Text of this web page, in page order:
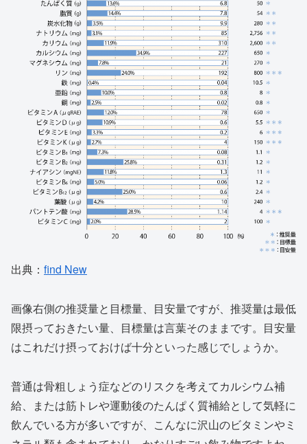
出典： find New
画像右側の推奨量と目標量、目安量ですが、推奨量は最低
限摂っておきたい量、目標量は言葉そのままです。目安量
はこれだけ摂っておけば十分といった感じでしょうか。
普通は骨粗しょう症などのリスクを考えてカルシウム補
給、または筋トレや運動後のたんぱく質補給として気軽に
飲んでいる方が多いですが、こんなに沢山のビタミンやミ